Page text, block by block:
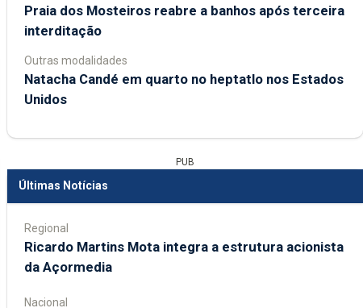
Praia dos Mosteiros reabre a banhos após terceira
interditação
Outras modalidades
Natacha Candé em quarto no heptatlo nos Estados
Unidos
PUB
Últimas Notícias
Regional
Ricardo Martins Mota integra a estrutura acionista
da Açormedia
Nacional